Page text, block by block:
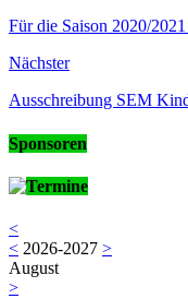
Für die Saison 2020/
Nächster
Ausschreibung SEM
Sponsoren
Termine
<
< 2026-2027 >
August
>